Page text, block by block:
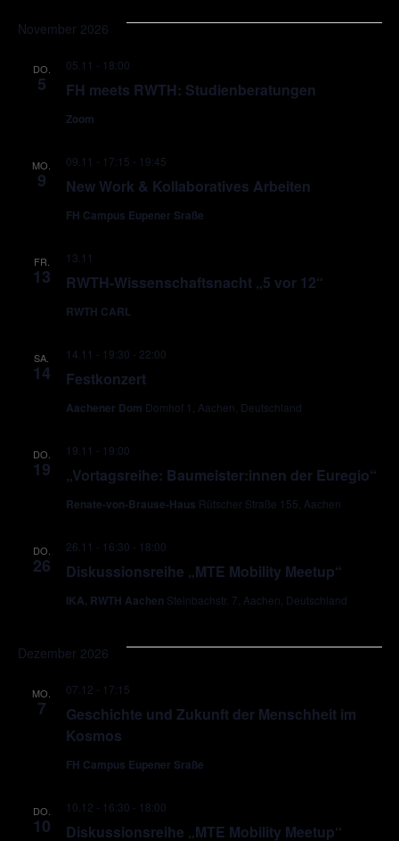
November 2026
DO.
5 FH meets RWTH: Studienberatungen
05.11 - 18:00
Zoom
MO.
9 New Work & Kollaboratives Arbeiten
09.11 - 17:15 - 19:45
FH Campus Eupener Sraße
FR.
13 RWTH-Wissenschaftsnacht „5 vor 12“
13.11
RWTH CARL
SA.
14 Festkonzert
14.11 - 19:30 - 22:00
Aachener Dom Domhof 1, Aachen, Deutschland
DO.
19 „Vortagsreihe: Baumeister:innen der Euregio“
19.11 - 19:00
Renate-von-Brause-Haus Rütscher Straße 155, Aachen
DO.
26 Diskussionsreihe „MTE Mobility Meetup“
26.11 - 16:30 - 18:00
IKA, RWTH Aachen Steinbachstr. 7, Aachen, Deutschland
Dezember 2026
MO.
7
Geschichte und Zukunft der Menschheit im
Kosmos
07.12 - 17:15
FH Campus Eupener Sraße
DO.
10 Diskussionsreihe „MTE Mobility Meetup“
10.12 - 16:30 - 18:00